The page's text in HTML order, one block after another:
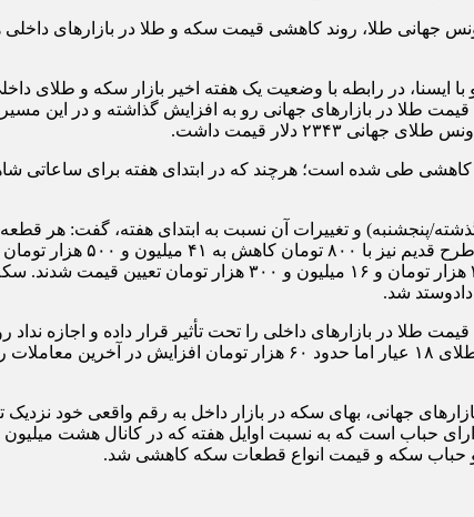
بازار سکه و طلا نشان می‌دهد علیرغم افزایش ٣۶ دلاری قیمت اونس جهانی طلا، روند کاهشی قیمت‌
در رابطه با وضعیت یک هفته اخیر بازار سکه و طلای
طلا در بازارهای جهانی رو به افزایش گذاشته و در این
کاهشی طی شده است؛ هرچند که در ابتدای هفته برای ساعاتی
در بازارهای داخلی را تحت تأثیر قرار داده و اجازه نداد
جهانی، بهای سکه در بازار داخل به رقم واقعی خود
پایانی هفته، هر قطعه سکه دارای هفت میلیون و ٢٠٠ هزار تومان دارای حباب است که به نسبت اوایل
و حباب سکه و قیمت انواع قطعات سکه کاهشی شد.